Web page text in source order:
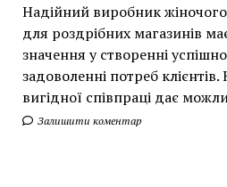
Надійний виробник
для роздрібних магазинів
значення у створенні
задоволенні потреб
вигідної співпраці дає
Залишити коментар